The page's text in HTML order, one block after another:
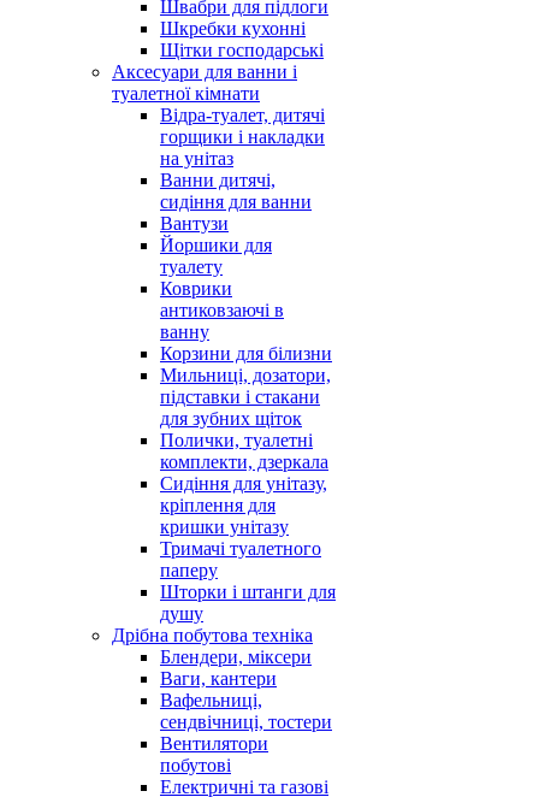
Швабри для підлоги
Шкребки кухонні
Щітки господарські
Аксесуари для ванни і
туалетної кімнати
Відра-туалет, дитячі
горщики і накладки
на унітаз
Ванни дитячі,
сидіння для ванни
Вантузи
Йоршики для
туалету
Коврики
антиковзаючі в
ванну
Корзини для білизни
Мильниці, дозатори,
підставки і стакани
для зубних щіток
Полички, туалетні
комплекти, дзеркала
Сидіння для унітазу,
кріплення для
кришки унітазу
Тримачі туалетного
паперу
Шторки і штанги для
душу
Дрібна побутова техніка
Блендери, міксери
Ваги, кантери
Вафельниці,
сендвічниці, тостери
Вентилятори
побутові
Електричні та газові